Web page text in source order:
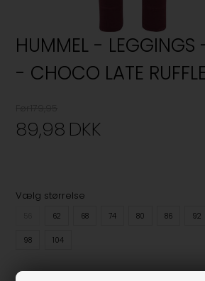
HUMMEL - LEGGINGS
- CHOCO LATE
89,98 DKK
Vælg størrelse
62 68 74 80 86 92
98 104